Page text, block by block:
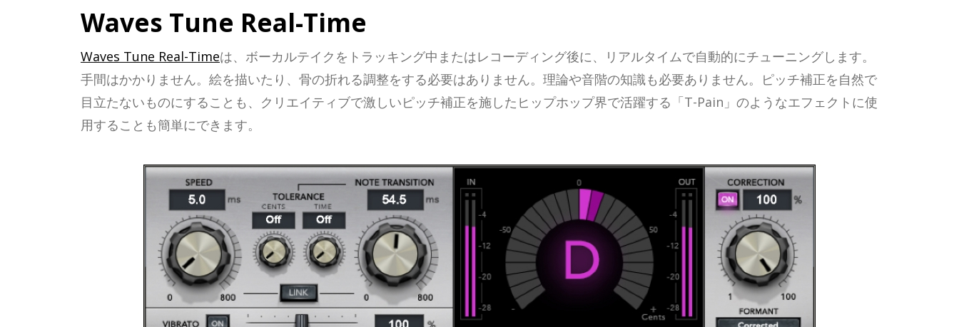
Waves Tune Real-Time
Waves Tune Real-Timeは、ボーカルテイクをトラッキング中またはレコーディング後に、リアルタイムで自動的にチューニングします。
手間はかかりません。絵を描いたり、骨の折れる調整をする必要はありません。理論や音階の知識も必要ありません。ピッチ補正を自然で
目立たないものにすることも、クリエイティブで激しいピッチ補正を施したヒップホップ界で活躍する「T-Pain」のようなエフェクトに使
用することも簡単にできます。